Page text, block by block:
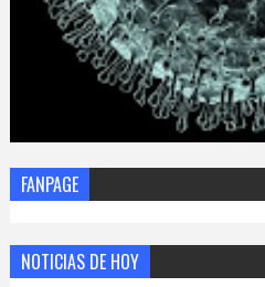
FANPAGE
NOTICIAS DE HOY